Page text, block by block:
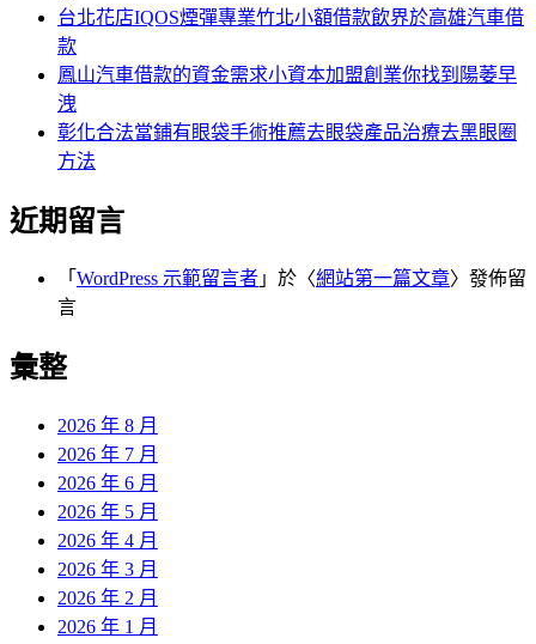
台北花店IQOS煙彈專業竹北小額借款飲界於高雄汽車借
款
鳳山汽車借款的資金需求小資本加盟創業你找到陽萎早
洩
彰化合法當鋪有眼袋手術推薦去眼袋產品治療去黑眼圈
方法
近期留言
「 WordPress 示範留言者 」於〈網站第一篇文章〉發佈留
言
彙整
2026 年 8 月
2026 年 7 月
2026 年 6 月
2026 年 5 月
2026 年 4 月
2026 年 3 月
2026 年 2 月
2026 年 1 月